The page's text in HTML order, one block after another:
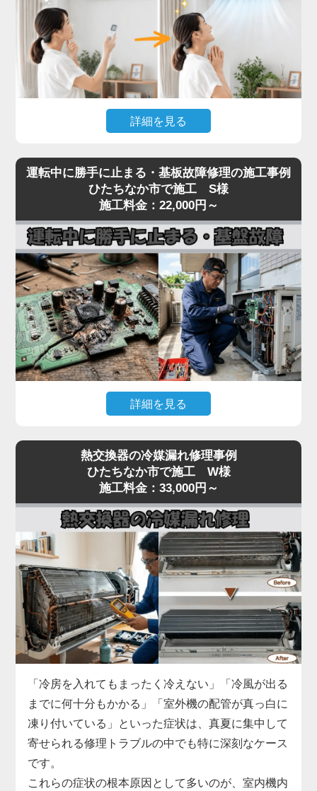
ンで配管劣化によるガス漏れが多発しており、補充
だけでは数ヶ月で再発するため、漏れ箇所の特定・
修理が不可欠です。
「家電の達人」では、ガス漏れ点検（窒素加圧テス
ト）・漏れ箇所の修理・冷媒ガスの補充まで一貫対
応。R32・R410Aどちらの冷媒にも対応しておりま
き付き、本体交換が必要な高額修理に発展します。
冷房・暖房の効きが急に悪くなったと感じたら、お
早めにご相談ください。
詳細を見る
応がないといった症状は、リモコン受光基板の故
障、本体の電源基板の故障、内部ヒューズの切断ま
で、原因が幅広いトラブルです。
見た目では原因の切り分けが困難で、無理に何度も
電源を入れ直すと、生きていた他の基板まで巻き込
んで故障が拡大するリスクがあります。
「家電の達人」では、テスターで本体への入力電
圧、電源基板の出力電圧、受光基板の出力信号を順
番に切り分けて点検。リモコン故障なら互換リモコ
ンの取り寄せ、本体側なら電源基板・受光基板の交
換に対応します。
突然停止して動かない症状は基板系トラブルが大半
なので、まずはお早めに点検をご依頼ください。夏
運転中に勝手に止まる・基板故障修理の施工事例
ひたちなか市で施工 S様
施工料金：22,000円～
詳細を見る
は入るが数分で停止する」「特定のエラーコード
（E1・F1・H1など）が出て動かない」といった症
状は、室内機または室外機の制御基板の故障が原因
のケースが多く見られます。
基板は経年劣化に加え、雷サージや過電流、コンデ
ンサの容量抜けなどで突発的に故障することがあり
ます。
実際の現場では、運転開始から数分でコンプレッサ
ーへの通電が遮断される、ファンモーターへ正常な
指示が出せていない、リモコン信号を受信できない
など、基板故障の症状は多岐にわたります。
は、機種ごとに専用の基板を取り寄せ、診断・交換
まで一貫対応。
制御基板の交換には専用工具と電気系統の知識が必
須で、無理に自分で電源を入れ直すと他の部品まで
巻き込んで故障が拡大することがあります。
熱交換器の冷媒漏れ修理事例
ひたちなか市で施工 W様
施工料金：33,000円～
「冷房を入れてもまったく冷えない」「冷風が出る
までに何十分もかかる」「室外機の配管が真っ白に
凍り付いている」といった症状は、真夏に集中して
寄せられる修理トラブルの中でも特に深刻なケース
です。
これらの症状の根本原因として多いのが、室内機内